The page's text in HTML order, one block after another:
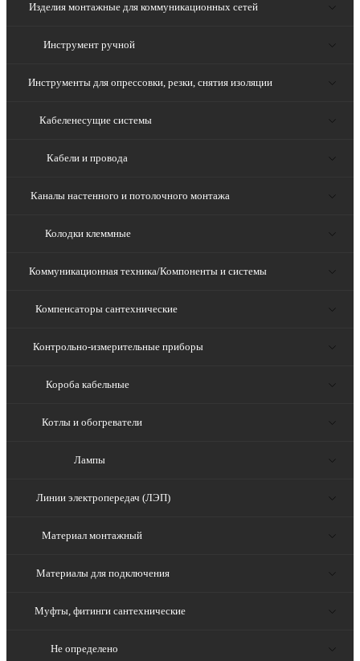
Изделия монтажные для коммуникационных сетей
Инструмент ручной
Инструменты для опрессовки, резки, снятия изоляции
Кабеленесущие системы
Кабели и провода
Каналы настенного и потолочного монтажа
Колодки клеммные
Коммуникационная техника/Компоненты и системы
Компенсаторы сантехнические
Контрольно-измерительные приборы
Короба кабельные
Котлы и обогреватели
Лампы
Линии электропередач (ЛЭП)
Материал монтажный
Материалы для подключения
Муфты, фитинги сантехнические
Не определено